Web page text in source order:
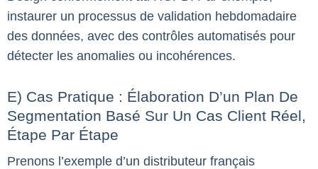
instaurer un processus de validation hebdomadaire
des données, avec des contrôles automatisés pour
détecter les anomalies ou incohérences.
E) Cas Pratique : Élaboration D’un Plan De
Segmentation Basé Sur Un Cas Client Réel,
Étape Par Étape
Prenons l’exemple d’un distributeur français